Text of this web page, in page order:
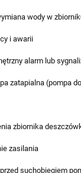
wody w
i awarii
alarm lub
zatapialna (pompa
zbiornika
zasilania
suchobiegiem